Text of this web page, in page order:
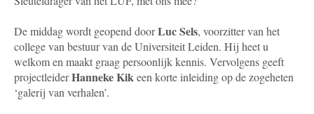
De middag wordt geopend doorLuc Sels, voorzitter van het
college van bestuur van de Universiteit Leiden. Hij heet u
welkom en maakt graag persoonlijk kennis. Vervolgens geeft
projectleiderHanneke Kikeen korte inleiding op de zogeheten
‘galerij van verhalen’.